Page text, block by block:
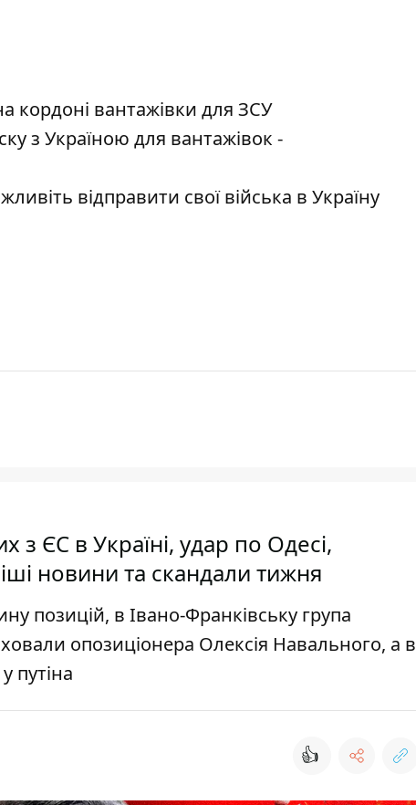
кордоні вантажівки для ЗСУ
з Україною для вантажівок -
відправити свої війська в Україну
з ЄС в Україні, удар по Одесі,
новини та скандали тижня
позицій, в Івано-Франківську група
опозиціонера Олексія Навального, а в
путіна
👍